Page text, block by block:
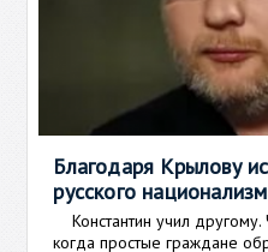
Благодаря Крылову
русского
Константин учил другому.
когда простые граждане